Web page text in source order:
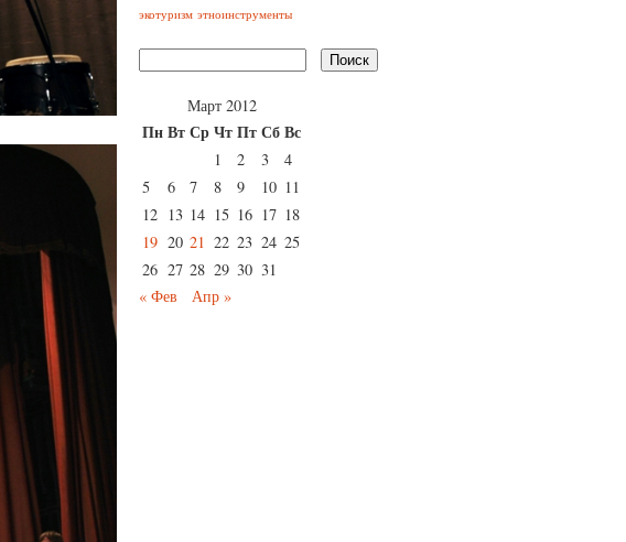
экотуризм этноинструменты
Март 2012
ПнВтСрЧтПтСбВс
1 2 3
4
5
6 7 8 9 10 11
12 13 14 15 16 17 18
19 20 21 22 23 24 25
26 27 28 29 30 31
« Фев
Апр »